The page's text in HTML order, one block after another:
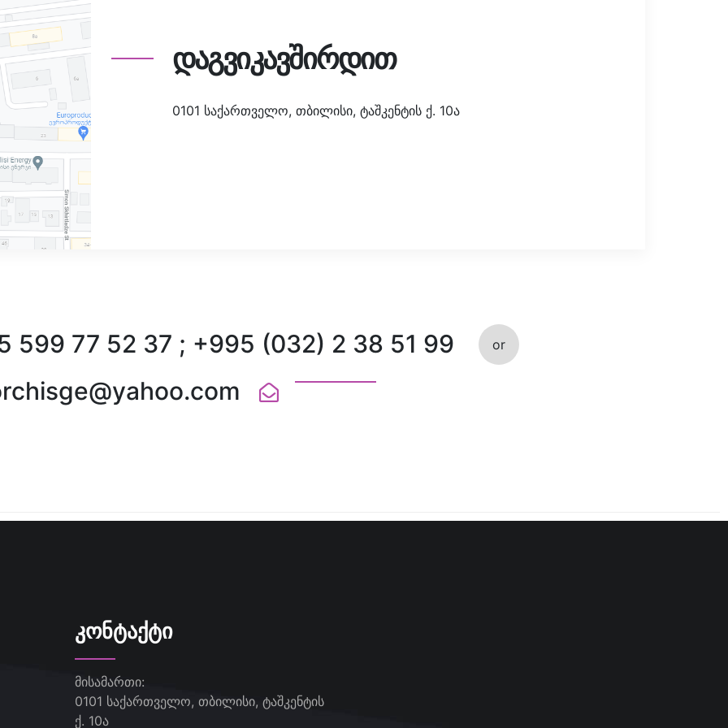
დაგვიკავშირდით
0101 საქართველო, თბილისი, ტაშკენტის ქ. 10ა
599 77 52 37 ; +995 (032) 2 38 51 99 or
ᲙᲝᲜᲢᲐᲥᲢᲘ
მისამართი:
0101 საქართველო, თბილისი, ტაშკენტის
ქ. 10ა